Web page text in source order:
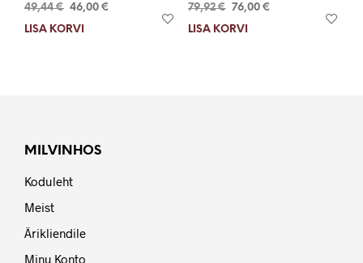
49,44€ Algne
hind
46,00 €
LISA KORVI
79,92€ Algne
hind
76,00 €Current
LISA KORVI
MILVINHOS
Koduleht
Meist
Ärikliendile
Minu Konto